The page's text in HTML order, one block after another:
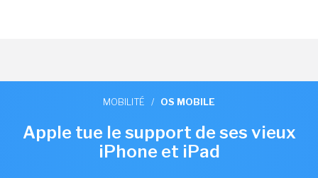
MOBILITÉ / OS MOBILE
Apple tue le support de ses vieux
iPhone et iPad